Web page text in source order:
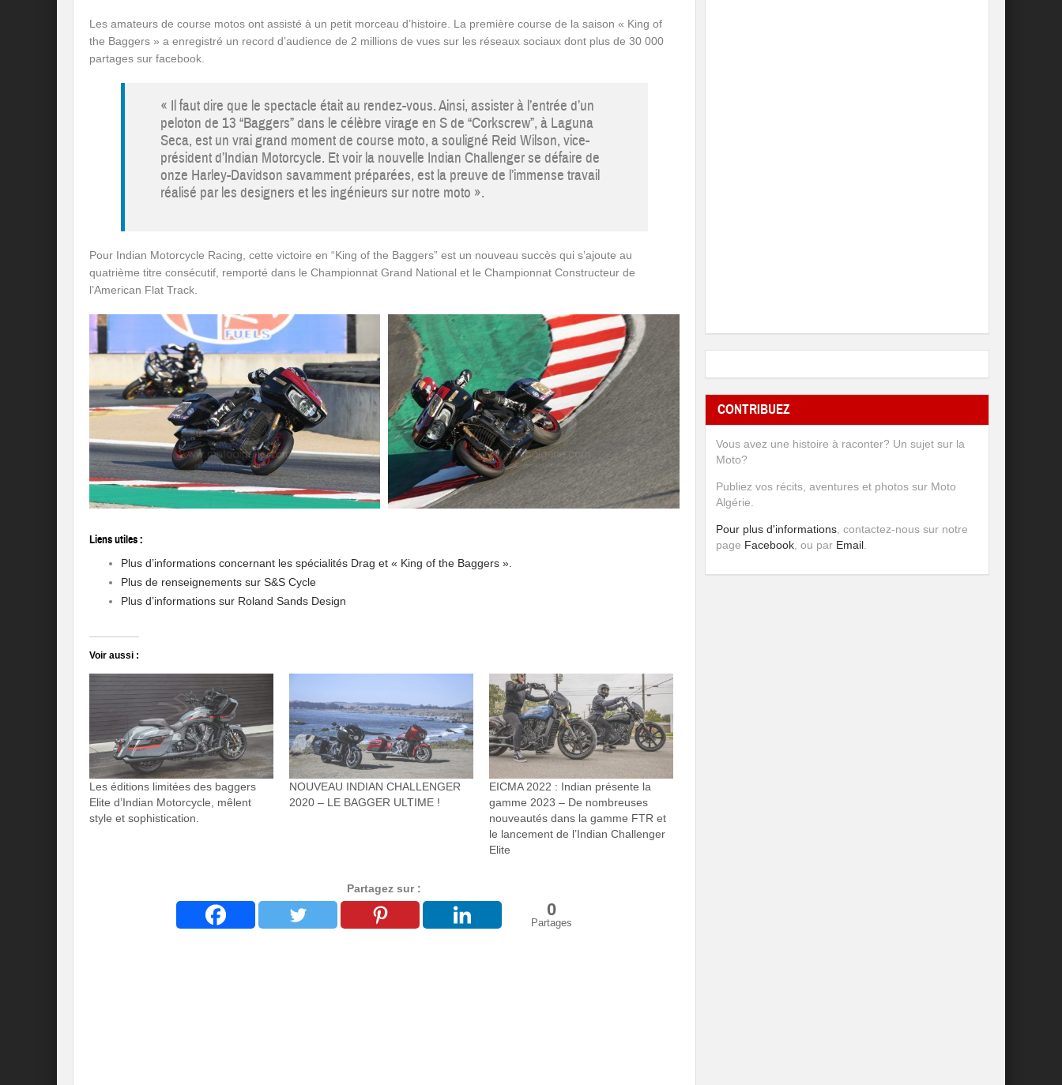
Les amateurs de course motos ont assisté à un petit morceau d’histoire. La première course de la saison « King of
the Baggers » a enregistré un record d’audience de 2 millions de vues sur les réseaux sociaux dont plus de 30 000
partages sur facebook.
« Il faut dire que le spectacle était au rendez-vous. Ainsi, assister à l’entrée d’un
peloton de 13 “Baggers” dans le célèbre virage en S de “Corkscrew”, à Laguna
Seca, est un vrai grand moment de course moto, a souligné Reid Wilson, vice-
président d’Indian Motorcycle. Et voir la nouvelle Indian Challenger se défaire de
onze Harley-Davidson savamment préparées, est la preuve de l’immense travail
réalisé par les designers et les ingénieurs sur notre moto ».
Pour Indian Motorcycle Racing, cette victoire en “King of the Baggers” est un nouveau succès qui s’ajoute au
quatrième titre consécutif, remporté dans le Championnat Grand National et le Championnat Constructeur de
l’American Flat Track.
Liens utiles :
Plus d’informations concernant les spécialités Drag et « King of the Baggers ».
Plus de renseignements sur S&S Cycle
Plus d’informations sur Roland Sands Design
Voir aussi :
Les éditions limitées des baggers
Elite d’Indian Motorcycle, mêlent
style et sophistication.
NOUVEAU INDIAN CHALLENGER
2020 – LE BAGGER ULTIME !
EICMA 2022 : Indian présente la
gamme 2023 – De nombreuses
nouveautés dans la gamme FTR et
le lancement de l’Indian Challenger
Elite
Partagez sur :
0
Partages
CONTRIBUEZ
Vous avez une histoire à raconter? Un sujet sur la
Moto?
Publiez vos récits, aventures et photos sur Moto
Algérie.
Pour plus d'informations , contactez-nous sur notre
page Facebook , ou par Email